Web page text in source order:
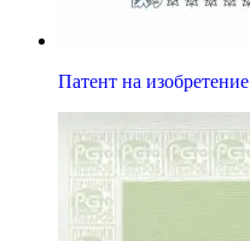
Патент на изобретение